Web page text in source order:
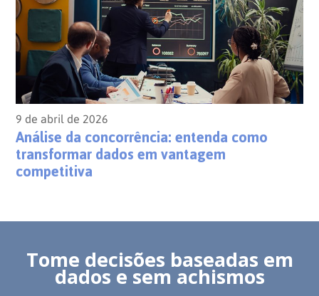
9 de abril de 2026
Análise da concorrência: entenda como
transformar dados em vantagem
competitiva
Tome decisões baseadas em
dados e sem achismos